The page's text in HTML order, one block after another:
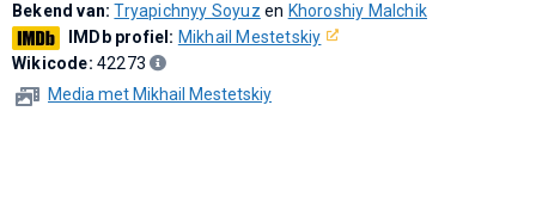
Bekend van:Tryapichnyy Soyuz en Khoroshiy Malchik
IMDb profiel: Mikhail Mestetskiy
Wikicode: 42273
Media met Mikhail Mestetskiy